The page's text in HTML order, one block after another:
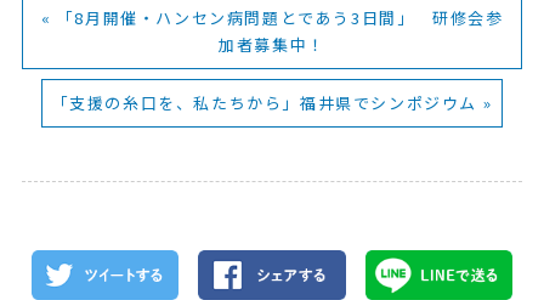
« 「8月開催・ハンセン病問題とであう3日間」 研修会参
加者募集中！
「支援の糸口を、私たちから」福井県でシンポジウム »